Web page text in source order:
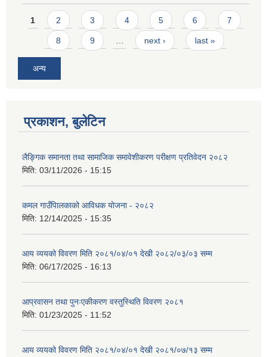
Pages
1 2 3 4 5 6 7
8 9 … next › last »
अन्य
प्रकाशन, बुलेटिन
लैङ्गिक समानता तथा सामाजिक समावेशीकरण परीक्षण प्रतिवेदन २०८२
मिति: 03/11/2026 - 15:15
कमल गाउँपािलकाको आविधक योजना - २०८२
मिति: 12/14/2025 - 15:35
आय व्ययको विवरण मिति २०८१/०४/०१ देखी २०८२/०३/०३ सम्म
मिति: 06/17/2025 - 16:13
आप्रवासन तथा पुनःएकीकरण वस्तुस्थिति विवरण २०८१
मिति: 01/23/2025 - 11:52
आय व्ययको विवरण मिति २०८१/०४/०१ देखी २०८१/०७/१३ सम्म